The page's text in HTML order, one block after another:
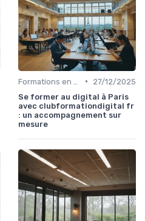
•
27/12/2025
Se former au digital à Paris
avec clubformationdigital fr
: un accompagnement sur
mesure